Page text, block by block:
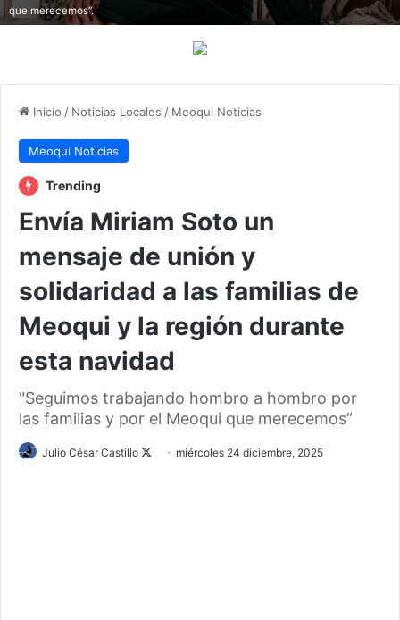
que merecemos”.
Inicio / Noticias Locales / Meoqui Noticias
Meoqui Noticias
Trending
Envía Miriam Soto un
mensaje de unión y
solidaridad a las familias de
Meoqui y la región durante
esta navidad
"Seguimos trabajando hombro a hombro por
las familias y por el Meoqui que merecemos”
Julio César Castillo miércoles 24 diciembre, 2025